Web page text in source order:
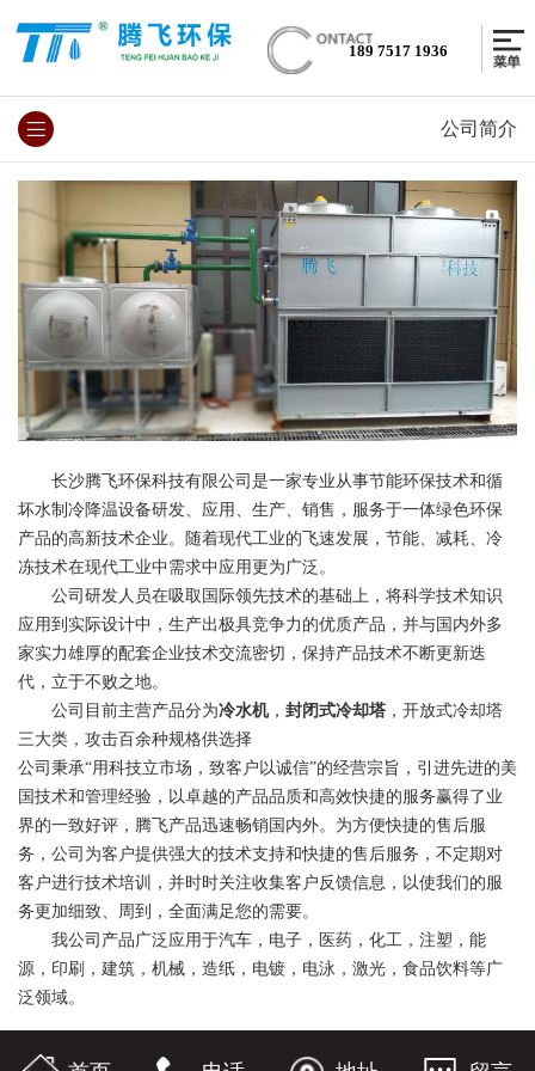
189 7517 1936
公司简介
长沙腾飞环保科技有限公司是一家专业从事节能环保技术和循
坏水制冷降温设备研发、应用、生产、销售，服务于一体绿色环保
产品的高新技术企业。随着现代工业的飞速发展，节能、减耗、冷
冻技术在现代工业中需求中应用更为广泛。
公司研发人员在吸取国际领先技术的基础上，将科学技术知识
应用到实际设计中，生产出极具竞争力的优质产品，并与国内外多
家实力雄厚的配套企业技术交流密切，保持产品技术不断更新迭
代，立于不败之地。
公司目前主营产品分为冷水机， 封闭式冷却塔 ，开放式冷却塔
三大类，攻击百余种规格供选择
公司秉承“用科技立市场，致客户以诚信”的经营宗旨，引进先进的美
国技术和管理经验，以卓越的产品品质和高效快捷的服务赢得了业
界的一致好评，腾飞产品迅速畅销国内外。为方便快捷的售后服
务，公司为客户提供强大的技术支持和快捷的售后服务，不定期对
客户进行技术培训，并时时关注收集客户反馈信息，以使我们的服
务更加细致、周到，全面满足您的需要。
我公司产品广泛应用于汽车，电子，医药，化工，注塑，能
源，印刷，建筑，机械，造纸，电镀，电泳，激光，食品饮料等广
泛领域。